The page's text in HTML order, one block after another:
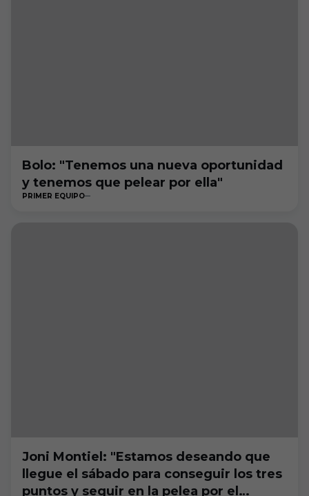
Bolo: "Tenemos una nueva oportunidad
y tenemos que pelear por ella"
PRIMER EQUIPO
Joni Montiel: "Estamos deseando que
llegue el sábado para conseguir los tres
puntos y seguir en la pelea por el